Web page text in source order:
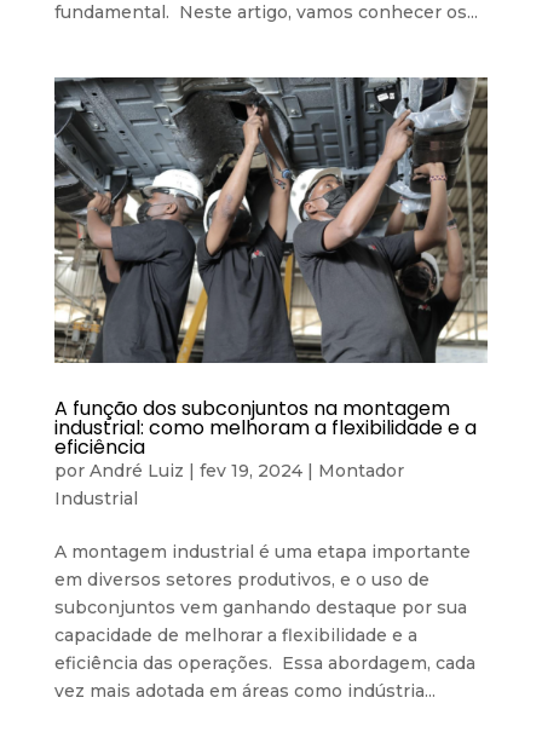
fundamental. Neste artigo, vamos conhecer os...
A função dos subconjuntos na montagem
industrial: como melhoram a flexibilidade e a
eficiência
por André Luiz | fev 19, 2024| Montador
Industrial
A montagem industrial é uma etapa importante
em diversos setores produtivos, e o uso de
subconjuntos vem ganhando destaque por sua
capacidade de melhorar a flexibilidade e a
eficiência das operações. Essa abordagem, cada
vez mais adotada em áreas como indústria...